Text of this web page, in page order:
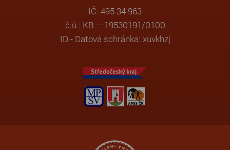
IČ: 495 34 963
č.ú.: KB – 19530191/0100
ID - Datová schránka: xuvkhzj